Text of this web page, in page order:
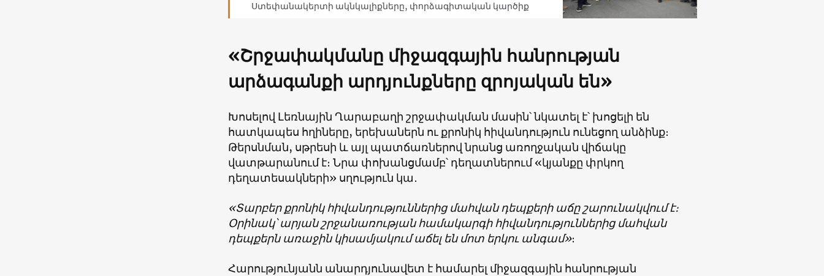
Ստեփանակերտի ակնկալիքները, փորձագիտական կարծիք
«Շրջափակմանը միջազգային հանրության
արձագանքի արդյունքները զրոյական են»
Խոսելով Լեռնային Ղարաբաղի շրջափակման մասին՝ նկատել է՝ խոցելի են
հատկապես հղիները, երեխաներն ու քրոնիկ հիվանդություն ունեցող անձինք։
Թերսնման, սթրեսի և այլ պատճառներով նրանց առողջական վիճակը
վատթարանում է։ Նրա փոխանցմամբ՝ դեղատներում «կյանքը փրկող
դեղատեսակների» սղություն կա․
«Տարբեր քրոնիկ հիվանդություններից մահվան դեպքերի աճը շարունակվում է։
Օրինակ՝ արյան շրջանառության համակարգի հիվանդություններից մահվան
դեպքերն առաջին կիսամյակում աճել են մոտ երկու անգամ»։
Հարությունյանն անարդյունավետ է համարել միջազգային հանրության